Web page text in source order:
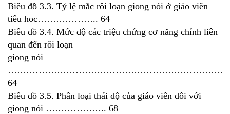
Biêu đồ 3.3. Tỷ lệ mắc rôi loạn giong nói ở giáo viên
tiêu hoc……………….. 64
Biêu đồ 3.4. Mức độ các triệu chứng cơ năng chính liên
quan đến rôi loạn
giong nói
64
Biêu đồ 3.5. Phân loại thái độ của giáo viên đôi với
giong nói ……………….. 68